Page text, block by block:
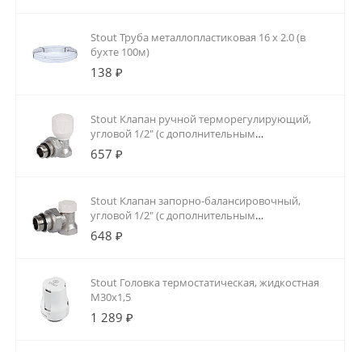
Stout Труба металлопластиковая 16 х 2.0 (в
бухте 100м)
138 ₽
Stout Клапан ручной терморегулирующий,
угловой 1/2" (с дополнительным
уплотнением)
657 ₽
Stout Клапан запорно-балансировочный,
угловой 1/2" (с дополнительным
уплотнением)
648 ₽
Stout Головка термостатическая, жидкостная
M30x1,5
1 289 ₽